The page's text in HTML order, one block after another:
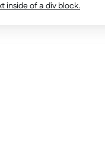
inside of a div block.